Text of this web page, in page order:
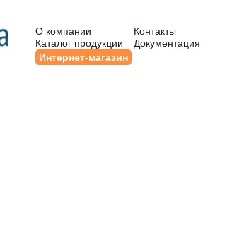
О компании Контакты
Каталог продукции
Документация
Интернет-магазин